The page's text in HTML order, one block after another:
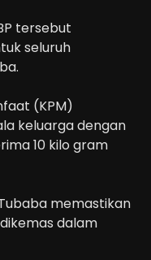
tersebut
seluruh
(KPM)
keluarga dengan
10 kilo gram
memastikan
dalam